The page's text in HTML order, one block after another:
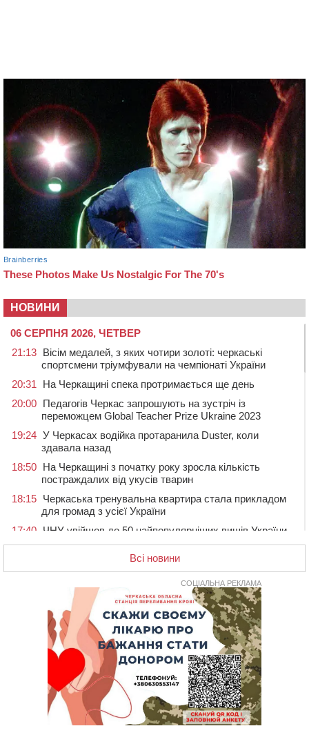
НОВИНИ
06 СЕРПНЯ 2026, ЧЕТВЕР
21:13 Вісім медалей, з яких чотири золоті: черкаські
спортсмени тріумфували на чемпіонаті України
20:31
На Черкащині спека протримається ще день
20:00 Педагогів Черкас запрошують на зустріч із
переможцем Global Teacher Prize Ukraine 2023
19:24 У Черкасах водійка протаранила Duster, коли
здавала назад
18:50 На Черкащині з початку року зросла кількість
постраждалих від укусів тварин
18:15 Черкаська тренувальна квартира стала прикладом
для громад з усієї України
17:40 ЧНУ увійшов до 50 найпопулярніших вишів України
серед вступників
На Хімселищі у Черкасах облаштували новий
контейнерний майданчик
Без розтину грудної клітки: у Черкасах 75-річній
пацієнтці замінили аортальний клапан
У Черкаському онкоцентрі встановили сонячну
електростанцію за понад пів мільйона гривень
У Київській області прощаються з полеглим на
фронті жителем Монастирищини
У Черкасах містяни через нову скляну зупинку і
вирізані дерева потерпають від спеки: Бондаренко
обіцяє масштабне озеленення
Всі новини
СОЦІАЛЬНА РЕКЛАМА